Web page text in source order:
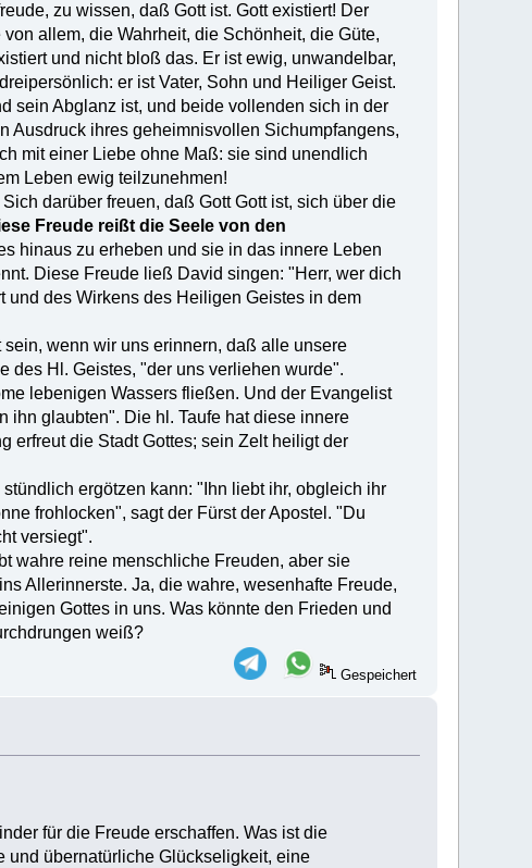
zu wissen, daß Gott ist. Gott existiert! Der
allem, die Wahrheit, die Schönheit, die Güte,
und nicht bloß das. Er ist ewig, unwandelbar,
er ist Vater, Sohn und Heiliger Geist.
sein Abglanz ist, und beide vollenden sich in der
Ausdruck ihres geheimnisvollen Sichumpfangens,
mit einer Liebe ohne Maß: sie sind unendlich
Leben ewig teilzunehmen!
darüber freuen, daß Gott Gott ist, sich über die
Freude reißt die Seele von den
hinaus zu erheben und sie in das innere Leben
Diese Freude ließ David singen: "Herr, wer dich
und des Wirkens des Heiligen Geistes in dem
wenn wir uns erinnern, daß alle unsere
des Hl. Geistes, "der uns verliehen wurde".
lebenigen Wassers fließen. Und der Evangelist
ihn glaubten". Die hl. Taufe hat diese innere
erfreut die Stadt Gottes; sein Zelt heiligt der
ergötzen kann: "Ihn liebt ihr, obgleich ihr
frohlocken", sagt der Fürst der Apostel. "Du
versiegt".
wahre reine menschliche Freuden, aber sie
Allerinnerste. Ja, die wahre, wesenhafte Freude,
Gottes in uns. Was könnte den Frieden und
weiß?
Gespeichert
für die Freude erschaffen. Was ist die
und übernatürliche Glückseligkeit, eine